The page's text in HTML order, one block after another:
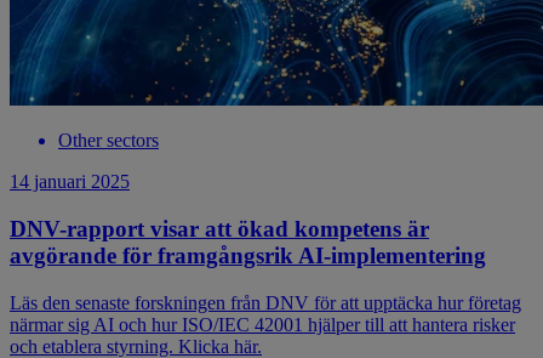
Other sectors
14 januari 2025
DNV-rapport visar att ökad kompetens är
avgörande för framgångsrik AI-implementering
Läs den senaste forskningen från DNV för att upptäcka hur företag
närmar sig AI och hur ISO/IEC 42001 hjälper till att hantera risker
och etablera styrning. Klicka här.